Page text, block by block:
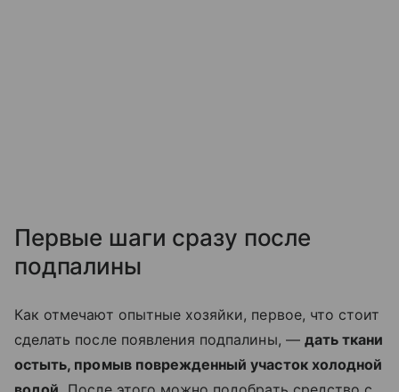
Первые шаги сразу после
подпалины
Как отмечают опытные хозяйки, первое, что стоит
сделать после появления подпалины, — дать ткани
остыть, промыв поврежденный участок холодной